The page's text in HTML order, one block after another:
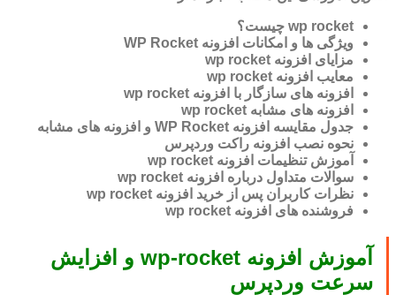
wp rocket چیست؟
ویژگی ها و امکانات افزونه WP Rocket
مزایای افزونه wp rocket
معایب افزونه wp rocket
افزونه های سازگار با افزونه wp rocket
افزونه های مشابه wp rocket
جدول مقایسه افزونه WP Rocket و افزونه های مشابه
نحوه نصب افزونه راکت وردپرس
آموزش تنظیمات افزونه wp rocket
سوالات متداول درباره افزونه wp rocket
نظرات کاربران پس از خرید افزونه wp rocket
فروشنده های افزونه wp rocket
آموزش افزونه wp-rocket و افزایش
سرعت وردپرس